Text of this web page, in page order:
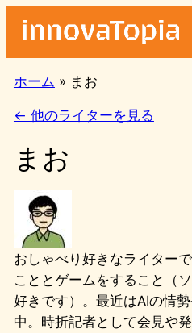
を
ス
ッ
ホーム » まお
← 他のライターを見る
まお
おしゃべり好きなライター
こととゲームをすること（
好きです）。最近はAIの情
中。時折記者として会見や